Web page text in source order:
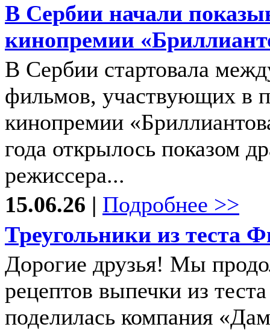
В Сербии начали
кинопремии
В Сербии стартовала
фильмов, участвующих в
кинопремии
года открылось показом
режиссера...
15.06.26 | Подробнее >>
Треугольники из теста
Дорогие друзья! Мы
рецептов выпечки из
поделилась компания